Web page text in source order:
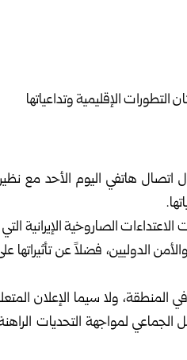
اتصال هاتفي اليوم الأحد مع
الاعتداءات الصاروخية الإيرانية
الدوليين، فضلاً عن تأثيراتها
ولا سيما الإعلان
لمواجهة التحديات